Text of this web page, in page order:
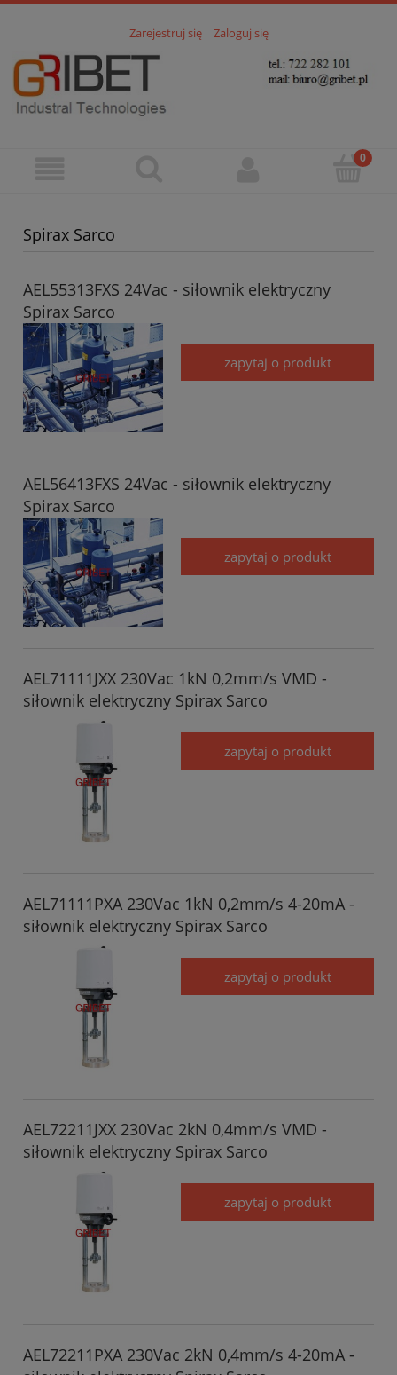
Zarejestruj się Zaloguj się
Spirax Sarco
AEL55313FXS 24Vac - siłownik elektryczny
Spirax Sarco
zapytaj o produkt
AEL56413FXS 24Vac - siłownik elektryczny
Spirax Sarco
zapytaj o produkt
AEL71111JXX 230Vac 1kN 0,2mm/s VMD -
siłownik elektryczny Spirax Sarco
zapytaj o produkt
AEL71111PXA 230Vac 1kN 0,2mm/s 4-20mA -
siłownik elektryczny Spirax Sarco
zapytaj o produkt
AEL72211JXX 230Vac 2kN 0,4mm/s VMD -
siłownik elektryczny Spirax Sarco
zapytaj o produkt
AEL72211PXA 230Vac 2kN 0,4mm/s 4-20mA -